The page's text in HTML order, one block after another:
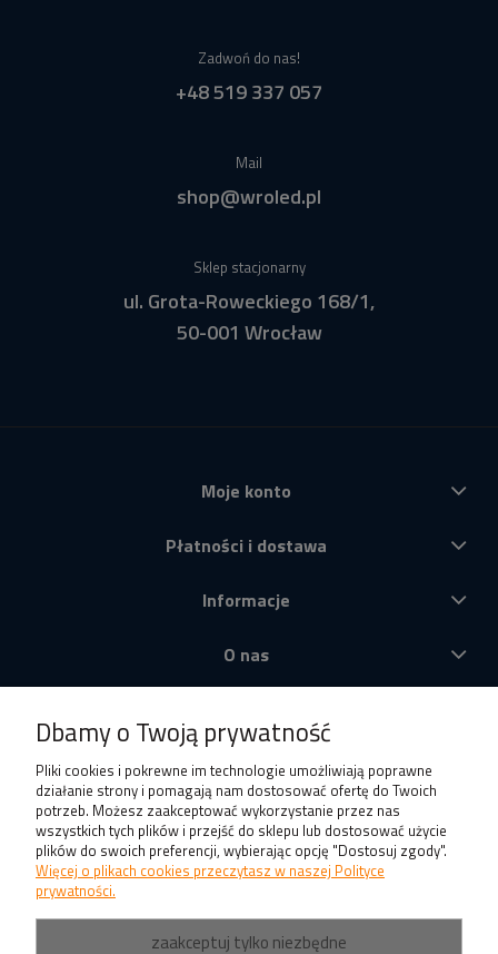
Zadwoń do nas!
+48 519 337 057
Mail
shop@wroled.pl
Sklep stacjonarny
ul. Grota-Roweckiego 168/1,
50-001 Wrocław
Moje konto
Płatności i dostawa
Informacje
O nas
Dbamy o Twoją prywatność
Pliki cookies i pokrewne im technologie umożliwiają poprawne
działanie strony i pomagają nam dostosować ofertę do Twoich
potrzeb. Możesz zaakceptować wykorzystanie przez nas
wszystkich tych plików i przejść do sklepu lub dostosować użycie
plików do swoich preferencji, wybierając opcję "Dostosuj zgody".
Więcej o plikach cookies przeczytasz w naszej Polityce
prywatności.
zaakceptuj tylko niezbędne